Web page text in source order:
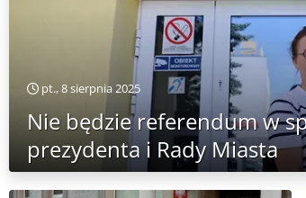
pt., 8 sierpnia 2025
Nie będzie referendum w
prezydenta i Rady Miasta